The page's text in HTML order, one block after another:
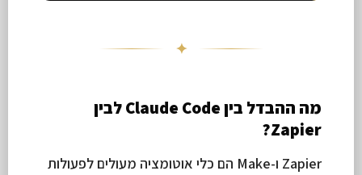
✦
מה ההבדל בין Claude Code לבין
Zapier?
Zapier ו-Make הם כלי אוטומציה מעולים לפעולות